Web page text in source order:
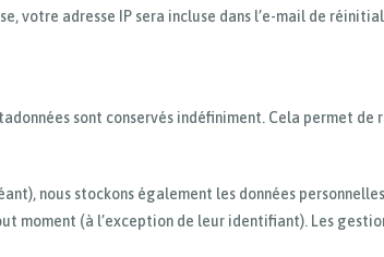
votre adresse IP sera incluse dans l’e-mail de
sont conservés indéfiniment. Cela permet
nous stockons également les données
moment (à l’exception de leur identifiant). Les